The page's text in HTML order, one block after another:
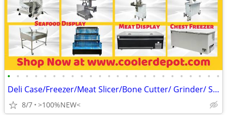
• • • • • • • • • • • • • • • • • • • • • • • •
Deli Case/Freezer/Meat Slicer/Bone Cutter/ Grinder/ Saw 🔥 BR
8/7 >100%NEW<